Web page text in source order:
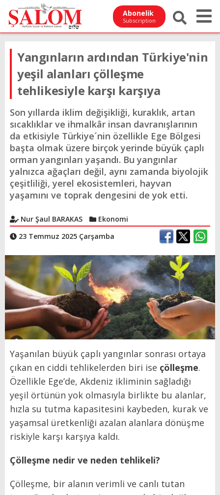
Abonelik
Subscription
Yangınların ardından Türkiye'nin
yeşil alanları çölleşme
tehlikesiyle karşı karşıya
Son yıllarda iklim değişikliği, kuraklık, artan
sıcaklıklar ve ihmalkâr insan davranışlarının
da etkisiyle Türkiye´nin özellikle Ege Bölgesi
başta olmak üzere birçok yerinde büyük çaplı
orman yangınları yaşandı. Bu yangınlar
yalnızca ağaçları değil, aynı zamanda biyolojik
çeşitliliği, yerel ekosistemleri, hayvan
yaşamını ve toprak dengesini de yok etti.
Nur Şaul BARAKAS
Ekonomi
23 Temmuz 2025 Çarşamba
Yaşanılan büyük çaplı yangınlar sonrası ortaya
çıkan en ciddi tehlikelerden biri ise çölleşme.
Özellikle Ege’de, Akdeniz ikliminin sağladığı
yeşil örtünün yok olmasıyla birlikte bu alanlar,
hızla su tutma kapasitesini kaybeden, kurak ve
yaşamsal üretkenliği azalan alanlara dönüşme
riskiyle karşı karşıya kaldı.
Çölleşme nedir ve neden tehlikeli?
Çölleşme, bir alanın verimli ve canlı tutan